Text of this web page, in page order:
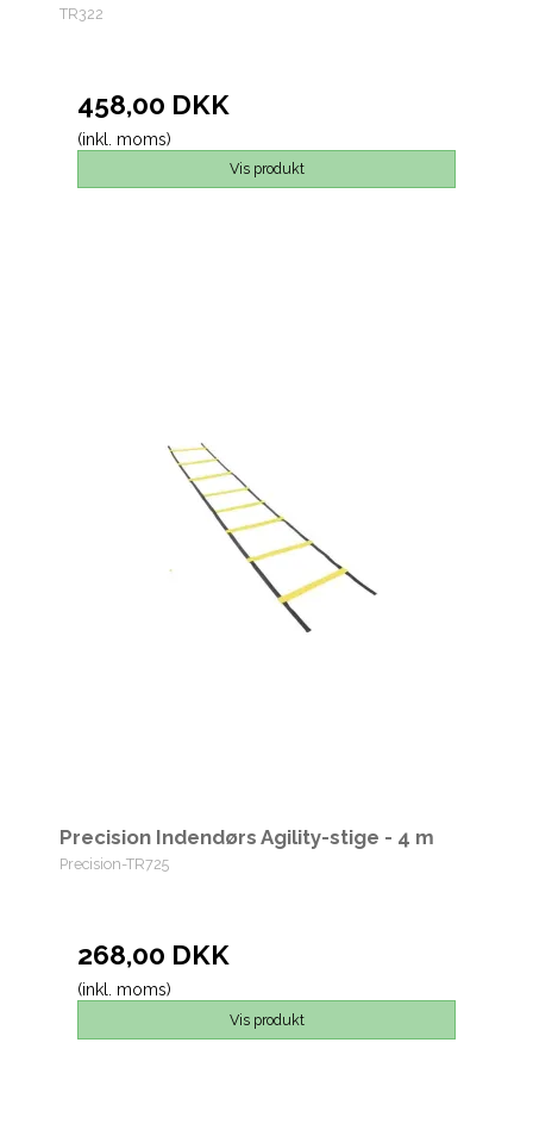
TR322
458,00 DKK
(inkl. moms)
Vis produkt
Precision Indendørs Agility-stige - 4 m
Precision-TR725
268,00 DKK
(inkl. moms)
Vis produkt